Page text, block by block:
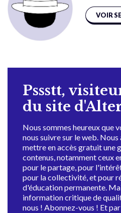
VOIR
Pssstt,
du site
Nous sommes heureux que
nous suivre sur le web.
mettre en accès gratuit une
contenus, notamment ceux
pour le partage, pour
pour la collectivité, et pour
d'éducation permanente.
information critique de
nous ! Abonnez-vous ! Et